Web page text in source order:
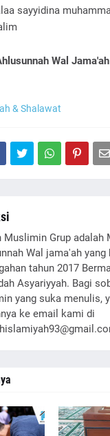
sayyidina
Wal
& Shalawat
Muslimin Grup adalah
Wal jama'ah yang
tahun 2017
Asyariyyah. Bagi
yang suka menulis,
ke email kami di